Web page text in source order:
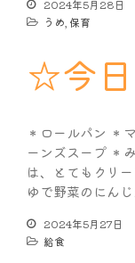
2024年5月28日
うめ 保育
☆今
＊ロールパン ＊
ーンズスープ ＊
は、とてもクリ
ゆで野菜のにん
2024年5月27日
給食